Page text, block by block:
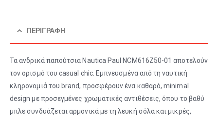
ΠΕΡΙΓΡΑΦΉ
Τα ανδρικά παπούτσια Nautica Paul NCM616Z50-01 αποτελούν
τον ορισμό του casual chic. Εμπνευσμένα από τη ναυτική
κληρονομιά του brand, προσφέρουν ένα καθαρό, minimal
design με προσεγμένες χρωματικές αντιθέσεις, όπου το βαθύ
μπλε συνδυάζεται αρμονικά με τη λευκή σόλα και μικρές,